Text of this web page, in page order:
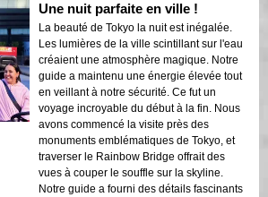
laissé une impression durable. Cette visite
est idéale pour les visiteurs de première
fois qui souhaitent un mélange d'aventure
et de tourisme. Le contraste entre les
structures modernes de Tokyo et les zones
historiques était magnifiquement mis en
valeur par les lumières nocturnes. Je
recommanderais vivement cette visite à
quiconque !
Une nuit parfaite en ville !
La beauté de Tokyo la nuit est inégalée.
Les lumières de la ville scintillant sur l'eau
créaient une atmosphère magique. Notre
guide a maintenu une énergie élevée tout
en veillant à notre sécurité. Ce fut un
voyage incroyable du début à la fin. Nous
avons commencé la visite près des
monuments emblématiques de Tokyo, et
traverser le Rainbow Bridge offrait des
vues à couper le souffle sur la skyline.
Notre guide a fourni des détails fascinants